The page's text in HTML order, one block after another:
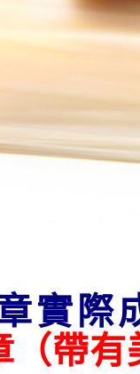
實際
（帶有